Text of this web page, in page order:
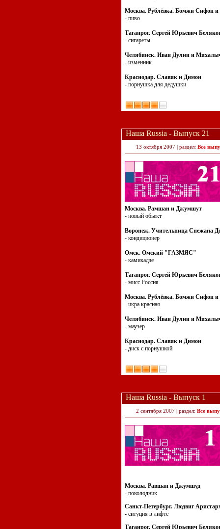
Москва. Рублёвка. Бомжи Сифон и
- пиво
Таганрог. Сергей Юрьевич
- сигареты
Челябинск. Иван Дулин и
- изменник
Краснодар. Славик и Димон
- порнушка для дедушки
Наша Russia - Выпуск 21
13 октября 2007 | раздел: Все
Москва. Рамшан и Джумшут
- новый обьект
Воронеж. Учительница Снежана
- кондиционер
Омск. Омский "ГАЗМЯС"
- камикадзе
Таганрог. Сергей Юрьевич
- мисс Россия
Москва. Рублёвка. Бомжи Сифон и
- икра красная
Челябинск. Иван Дулин и
- маузер
Краснодар. Славик и Димон
- диск с порнушкой
Наша Russia - Выпуск 1
2 сентября 2007 | раздел: Все
Москва. Равшан и Джумшуд
- поколодник
Санкт-Петербург. Людвиг
- ситуция в лифте
Таганрог. Сергей Юрьевич